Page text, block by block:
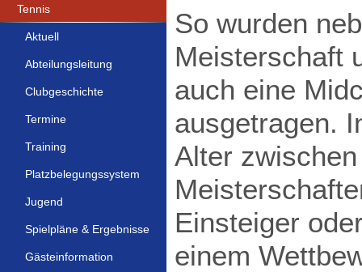
Tennis
Aktuell
Abteilungsleitung
Clubgeschichte
Termine
Training
Platzbelegungssystem
Jugend
Spielpläne & Ergebnisse
Gästeinformation
So wurden
Meisterschaft
auch eine
ausgetragen.
Alter
Einsteiger
einem